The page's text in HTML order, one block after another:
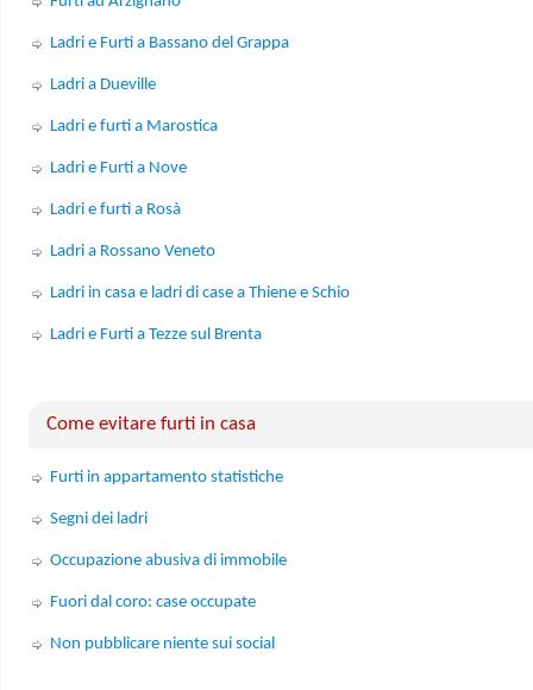
Ladri e Furti a Bassano del Grappa
Ladri a Dueville
Ladri e furti a Marostica
Ladri e Furti a Nove
Ladri e furti a Rosà
Ladri a Rossano Veneto
Ladri in casa e ladri di case a Thiene e Schio
Ladri e Furti a Tezze sul Brenta
Come evitare furti in casa
Furti in appartamento statistiche
Segni dei ladri
Occupazione abusiva di immobile
Fuori dal coro: case occupate
Non pubblicare niente sui social